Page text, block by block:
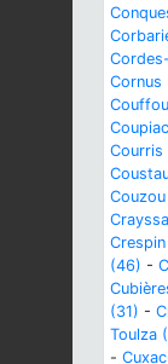
Cornus
Courris
(46) -
(31) -
Toulza
-